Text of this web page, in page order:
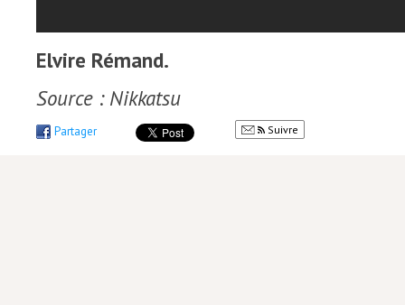
Elvire Rémand.
Source : Nikkatsu
Partager Suivre